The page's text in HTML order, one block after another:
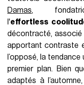
Damas,
l'effortless
décontracté, associé
apportant contraste
l’opposé, la
premier plan. Bien
adaptés à